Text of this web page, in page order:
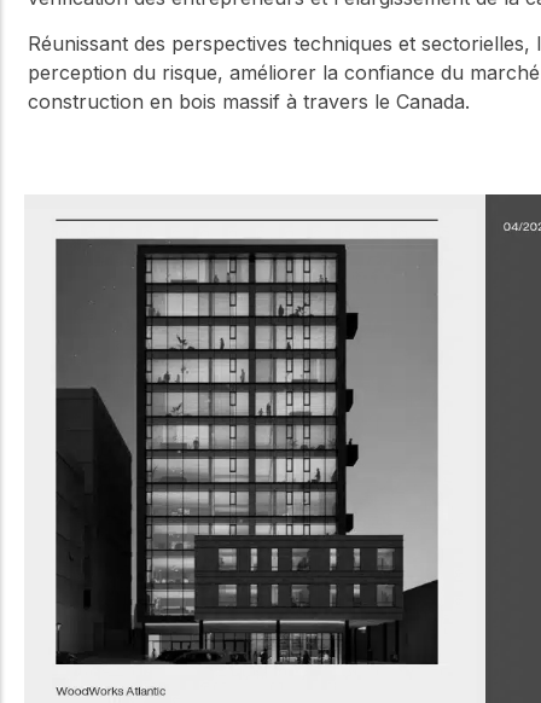
Réunissant des perspectives techniques et
perception du risque, améliorer la confiance du
construction en bois massif à travers le Canada.